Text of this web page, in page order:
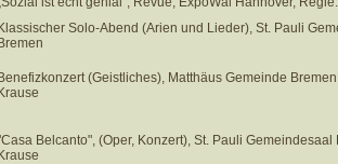
Klassischer Solo-Abend (Arien und Lieder), St. Pauli
Bremen
Benefizkonzert (Geistliches), Matthäus Gemeinde
Krause
Belcanto", (Oper, Konzert), St. Pauli Gemeindesaal
Krause